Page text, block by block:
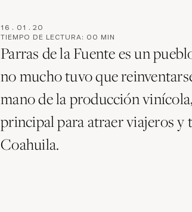
16 . 01 . 20
TIEMPO DE LECTURA: 00 MIN
Parras de la Fuente es un
no mucho tuvo que
mano de la producción
principal para atraer viajeros y
Coahuila.